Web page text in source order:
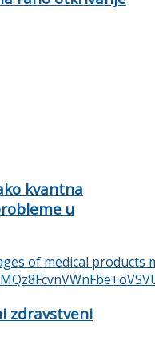
kvantna
u
zdravstveni